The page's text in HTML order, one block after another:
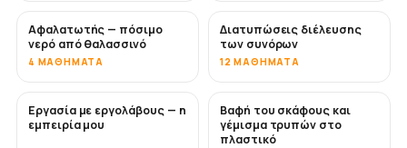
ΣΎΝΤΟΜΑ
Αφαλατωτής — πόσιμο
νερό από θαλασσινό
4 ΜΑΘΉΜΑΤΑ
Διατυπώσεις διέλευσης
των συνόρων
12 ΜΑΘΉΜΑΤΑ
ΣΎΝΤΟΜΑ
Εργασία με εργολάβους — η
εμπειρία μου
ΣΎΝΤΟΜΑ
Βαφή του σκάφους και
γέμισμα τρυπών στο
πλαστικό